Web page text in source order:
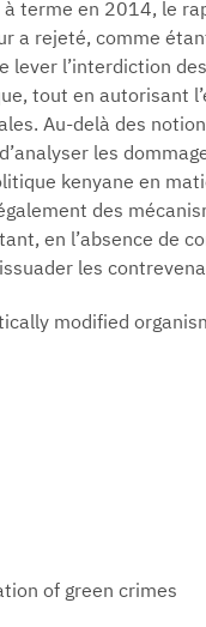
terme en 2014, le
a rejeté, comme
lever l’interdiction
tout en autorisant
Au-delà des
les
kenyane en
des
en l’absence de
les
modified
of green crimes